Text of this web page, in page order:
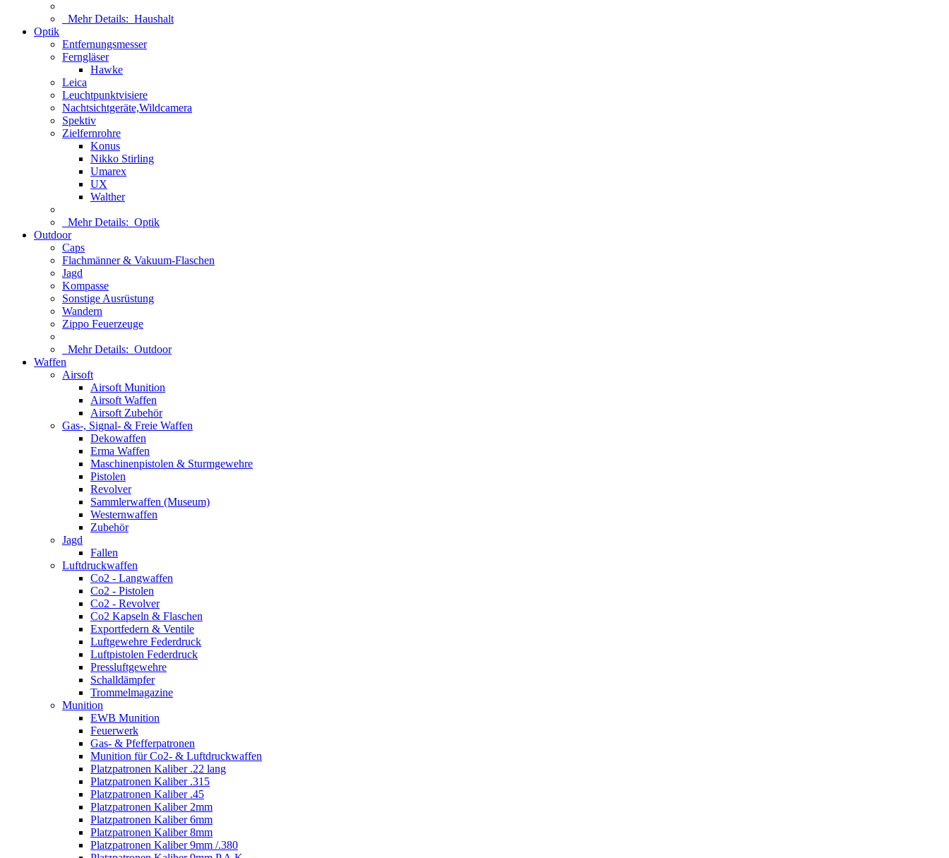
Mehr Details: Haushalt
Optik
Entfernungsmesser
Ferngläser
Hawke
Leica
Leuchtpunktvisiere
Nachtsichtgeräte,Wildcamera
Spektiv
Zielfernrohre
Konus
Nikko Stirling
Umarex
UX
Walther
Mehr Details: Optik
Outdoor
Caps
Flachmänner & Vakuum-Flaschen
Jagd
Kompasse
Sonstige Ausrüstung
Wandern
Zippo Feuerzeuge
Mehr Details: Outdoor
Waffen
Airsoft
Airsoft Munition
Airsoft Waffen
Airsoft Zubehör
Gas-, Signal- & Freie Waffen
Dekowaffen
Erma Waffen
Maschinenpistolen & Sturmgewehre
Pistolen
Revolver
Sammlerwaffen (Museum)
Westernwaffen
Zubehör
Jagd
Fallen
Luftdruckwaffen
Co2 - Langwaffen
Co2 - Pistolen
Co2 - Revolver
Co2 Kapseln & Flaschen
Exportfedern & Ventile
Luftgewehre Federdruck
Luftpistolen Federdruck
Pressluftgewehre
Schalldämpfer
Trommelmagazine
Munition
EWB Munition
Feuerwerk
Gas- & Pfefferpatronen
Munition für Co2- & Luftdruckwaffen
Platzpatronen Kaliber .22 lang
Platzpatronen Kaliber .315
Platzpatronen Kaliber .45
Platzpatronen Kaliber 2mm
Platzpatronen Kaliber 6mm
Platzpatronen Kaliber 8mm
Platzpatronen Kaliber 9mm /.380